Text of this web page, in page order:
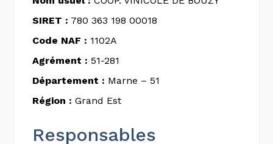
SIRET : 780 363 198 00018
Code NAF : 1102A
Agrément : 51-281
Département : Marne – 51
Région : Grand Est
Responsables